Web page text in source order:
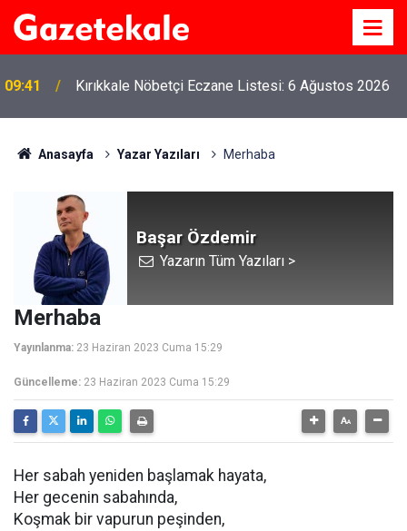
09:41 Kırıkkale Nöbetçi Eczane Listesi: 6 Ağustos 2026
Anasayfa Yazar Yazıları Merhaba
Başar Özdemir
Yazarın Tüm Yazıları >
Merhaba
Yayınlanma: 23 Haziran 2023 Cuma 15:29
Güncelleme: 23 Haziran 2023 Cuma 15:29
Her sabah yeniden başlamak hayata,
Her gecenin sabahında,
Koşmak bir vapurun peşinden,